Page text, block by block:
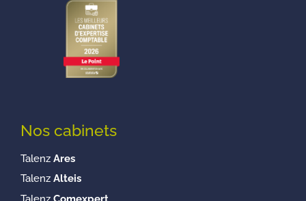
Nos cabinets
Talenz Ares
Talenz Alteis